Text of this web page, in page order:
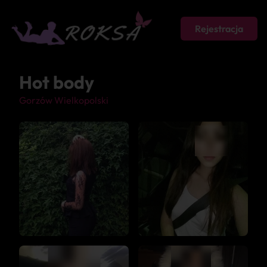
Rejestracja
Hot body
Gorzów Wielkopolski